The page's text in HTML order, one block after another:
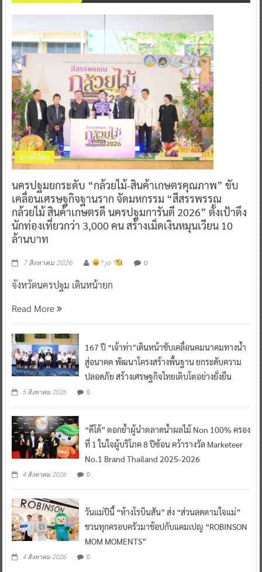
ข่าวทั่วไทย
นครปฐมยกระดับ “กล้วยไม้-สินค้าเกษตรคุณภาพ” ขับ
เคลื่อนเศรษฐกิจฐานราก จัดมหกรรม “สีสรรพรรณ
กล้วยไม้ สินค้าเกษตรดี นครปฐมการันตี 2026” ตั้งเป้าดึง
นักท่องเที่ยวกว่า 3,000 คน สร้างเม็ดเงินหมุนเวียน 10
ล้านบาท
7 สิงหาคม 2026 ^ jo ^ 0
จังหวัดนครปฐม เดินหน้ายก
Read More
167 ปี “เจ้าท่า”เดินหน้าขับเคลื่อนคมนาคมทางน้ำ
สู่อนาคต พัฒนาโครงสร้างพื้นฐาน ยกระดับความ
ปลอดภัย สร้างเศรษฐกิจไทยเติบโตอย่างยั่งยืน
5 สิงหาคม 2026 0
“ดีโด้” ตอกย้ำผู้นำตลาดน้ำผลไม้ Non 100% ครอง
ที่ 1 ในใจผู้บริโภค 8 ปีซ้อน คว้ารางวัล Marketeer
No.1 Brand Thailand 2025-2026
4 สิงหาคม 2026 0
วันแม่ปีนี้ “ห้างโรบินสัน” ส่ง “ส่วนลดตามใจแม่”
ชวนทุกครอบครัวมาช้อปกับแคมเปญ “ROBINSON
MOM MOMENTS”
4 สิงหาคม 2026 0